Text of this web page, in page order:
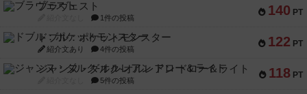
140 PT
ブラヴェスト
1件の投稿
122 PT
ドブル：ポケットモンスター
紹介文あり 4件の投稿
118 PT
ジャンヌ・ダルク-オルレアン ドロー＆ライト
5件の投稿